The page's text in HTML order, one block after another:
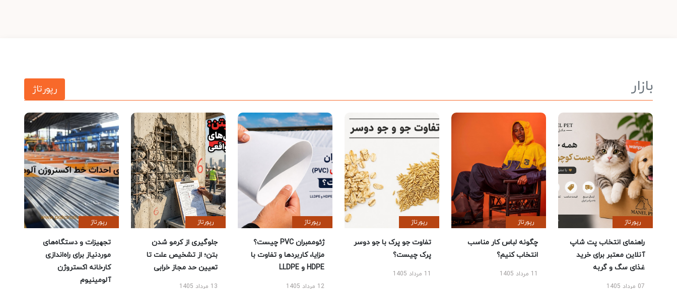
بازار رپورتاژ
رپورتاژ
راهنمای انتخاب پت شاپ
آنلاین معتبر برای خرید
غذای سگ و گربه
07 مرداد 1405
رپورتاژ
چگونه لباس کار مناسب
انتخاب کنیم؟
11 مرداد 1405
رپورتاژ
تفاوت جو پرک با جو دوسر
پرک چیست؟
11 مرداد 1405
رپورتاژ
ژئوممبران PVC چیست؟
مزایا، کاربردها و تفاوت با
HDPE و LLDPE
12 مرداد 1405
رپورتاژ
جلوگیری از کرمو شدن
بتن؛ از تشخیص علت تا
تعیین حد مجاز خرابی
13 مرداد 1405
رپورتاژ
تجهیزات و دستگاه‌های
موردنیاز برای راه‌اندازی
کارخانه اکستروژن
آلومینیوم